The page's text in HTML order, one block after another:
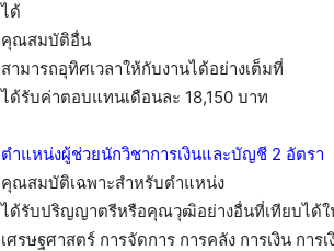
ได้
คุณสมบัติอื่น
สามารถอุทิศเวลาให้กับงานได้อย่างเต็มที่
ได้รับค่าตอบแทนเดือนละ 18,150 บาท
ตำแหน่งผู้ช่วยนักวิชาการเงินและบัญชี 2 อัตรา
คุณสมบัติเฉพาะสำหรับตำแหน่ง
ได้รับปริญญาตรีหรือคุณวุฒิอย่างอื่นที่เทียบได้
เศรษฐศาสตร์ การจัดการ การคลัง การเงิน กา